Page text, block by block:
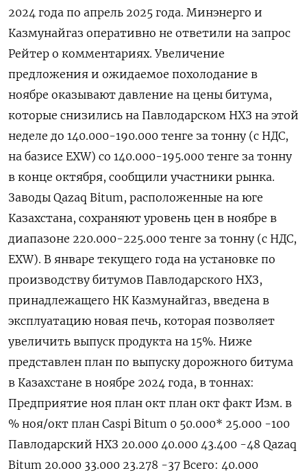
2024 года по апрель 2025 года. Минэнерго и
Казмунайгаз оперативно не ответили на запрос
Рейтер о комментариях. Увеличение
предложения и ожидаемое похолодание в
ноябре оказывают давление на цены битума,
которые снизились на Павлодарском НХЗ на этой
неделе до 140.000-190.000 тенге за тонну (с НДС,
на базисе EXW) со 140.000-195.000 тенге за тонну
в конце октября, сообщили участники рынка.
Заводы Qazaq Bitum, расположенные на юге
Казахстана, сохраняют уровень цен в ноябре в
диапазоне 220.000-225.000 тенге за тонну (с НДС,
EXW). В январе текущего года на установке по
производству битумов Павлодарского НХЗ,
принадлежащего НК Казмунайгаз, введена в
эксплуатацию новая печь, которая позволяет
увеличить выпуск продукта на 15%. Ниже
представлен план по выпуску дорожного битума
в Казахстане в ноябре 2024 года, в тоннах:
Предприятие ноя план окт план окт факт Изм. в
% ноя/окт план Caspi Bitum 0 50.000* 25.000 -100
Павлодарский НХЗ 20.000 40.000 43.400 -48 Qazaq
Bitum 20.000 33.000 23.278 -37 Всего: 40.000